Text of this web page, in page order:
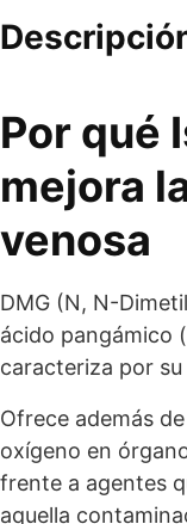
Por qué
mejora
venosa
DMG (N, N-
ácido pangámico
caracteriza por
Ofrece además
oxígeno en
frente a agentes
aquella